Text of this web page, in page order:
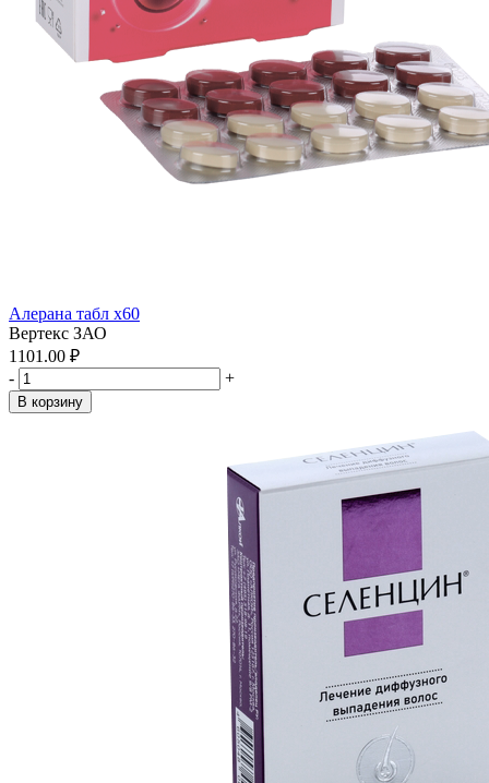
Алерана табл x60
Вертекс ЗАО
1101.00 ₽
-
+
В корзину